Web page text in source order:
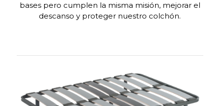
bases pero cumplen la misma misión, mejorar el
descanso y proteger nuestro colchón.